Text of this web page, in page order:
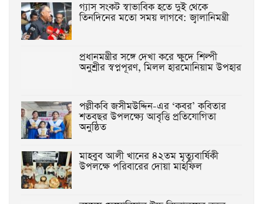
গ্যাস সংকট স্বাভাবিক হতে দুই থেকে
তিনদিনের মতো সময় লাগবে: জ্বালানিমন্ত্রী
প্রধানমন্ত্রীর সঙ্গে দেখা করে ক্ষুদে শিল্পী
অনুশ্রীর স্বপ্নপূরণ, মিলল হারমোনিয়াম উপহার
পল্লীকবি জসীমউদ্দিন-এর ‘কবর’ কবিতার
শতবছর উপলক্ষ্যে আবৃত্তি প্রতিযোগিতা
অনুষ্ঠিত
মাহবুব আলী খানের ৪২তম মৃত্যুবার্ষিকী
উপলক্ষে পরিবারের দোয়া মাহফিল